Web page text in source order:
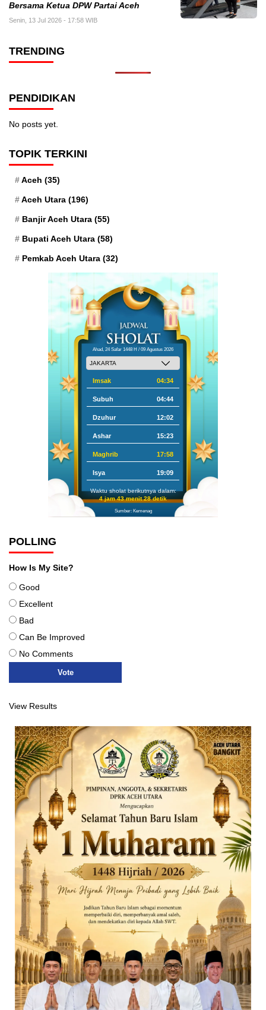
Bersama Ketua DPW Partai Aceh
Senin, 13 Jul 2026 - 17:58 WIB
TRENDING
PENDIDIKAN
No posts yet.
TOPIK TERKINI
Aceh (35)
Aceh Utara (196)
Banjir Aceh Utara (55)
Bupati Aceh Utara (58)
Pemkab Aceh Utara (32)
Ahad, 24 Safar 1448 H / 09 Agustus 2026
Imsak 04:34
Subuh 04:44
Dzuhur 12:02
Ashar 15:23
Maghrib 17:58
Isya 19:09
Waktu sholat berikutnya dalam:
4 jam 43 menit 27 detik
Sumber: Kemenag
POLLING
How Is My Site?
Good
Excellent
Bad
Can Be Improved
No Comments
View Results